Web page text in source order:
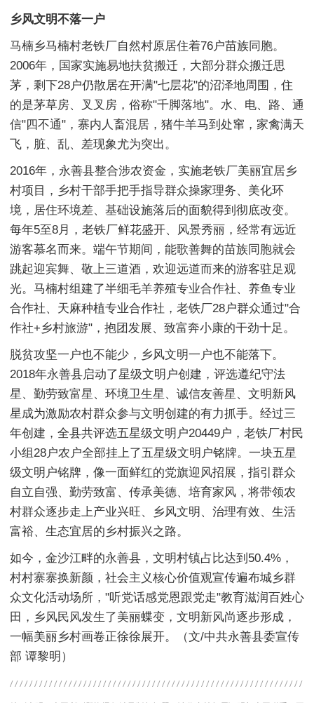
乡风文明不落一户
马楠乡马楠村老铁厂自然村原居住着76户苗族同胞。
2006年，国家实施易地扶贫搬迁，大部分群众搬迁思
茅，剩下28户仍散居在开满"七层花"的沼泽地周围，住
的是茅草房、叉叉房，俗称"千脚落地"。水、电、路、通
信"四不通"，寨内人畜混居，猪牛羊马到处窜，家禽满天
飞，脏、乱、差现象尤为突出。
2016年，永善县整合涉农资金，实施老铁厂美丽宜居乡
村项目，乡村干部手把手指导群众操家理务、美化环
境，居住环境差、基础设施落后的面貌得到彻底改变。
每年5至8月，老铁厂鲜花盛开、风景秀丽，经常有远近
游客慕名而来。端午节期间，能歌善舞的苗族同胞就会
跳起迎宾舞、敬上三道酒，欢迎远道而来的游客驻足观
光。马楠村组建了半细毛羊养殖专业合作社、养鱼专业
合作社、天麻种植专业合作社，老铁厂28户群众通过"合
作社+乡村旅游"，抱团发展、致富奔小康的干劲十足。
脱贫攻坚一户也不能少，乡风文明一户也不能落下。
2018年永善县启动了星级文明户创建，评选遵纪守法
星、勤劳致富星、环境卫生星、诚信友善星、文明新风
星成为激励农村群众参与文明创建的有力抓手。经过三
年创建，全县共评选五星级文明户20449户，老铁厂村民
小组28户农户全部挂上了五星级文明户铭牌。一块五星
级文明户铭牌，像一面鲜红的党旗迎风招展，指引群众
自立自强、勤劳致富、传承美德、培育家风，将带领农
村群众逐步走上产业兴旺、乡风文明、治理有效、生活
富裕、生态宜居的乡村振兴之路。
如今，金沙江畔的永善县，文明村镇占比达到50.4%，
村村寨寨换新颜，社会主义核心价值观宣传遍布城乡群
众文化活动场所，"听党话感党恩跟党走"教育滋润百姓心
田，乡风民风发生了美丽蝶变，文明新风尚逐步形成，
一幅美丽乡村画卷正徐徐展开。（文/中共永善县委宣传
部 谭黎明）